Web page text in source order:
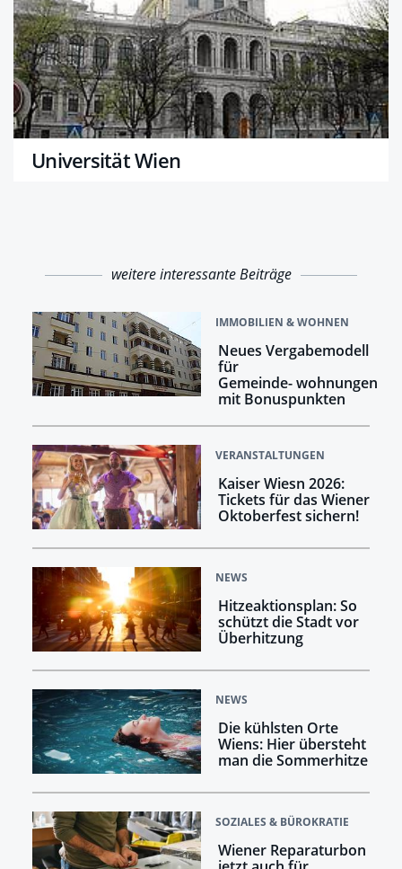
Universität Wien
weitere interessante Beiträge
IMMOBILIEN & WOHNEN
Neues Vergabemodell
für
Gemeinde- wohnungen
mit Bonuspunkten
VERANSTALTUNGEN
Kaiser Wiesn 2026:
Tickets für das Wiener
Oktoberfest sichern!
NEWS
Hitzeaktionsplan: So
schützt die Stadt vor
Überhitzung
NEWS
Die kühlsten Orte
Wiens: Hier übersteht
man die Sommerhitze
SOZIALES & BÜROKRATIE
Wiener Reparaturbon